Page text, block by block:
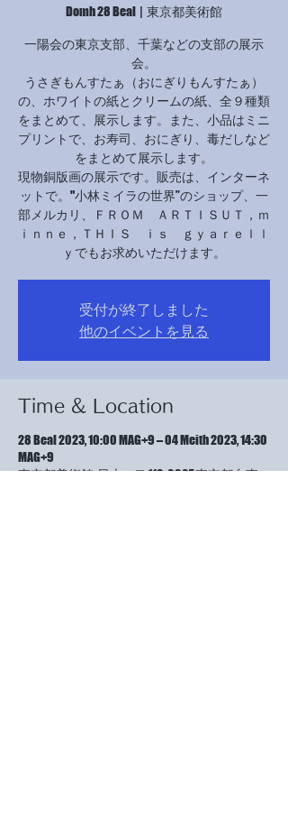
Domh 28 Beal
  |
東京都美術館
一陽会の東京支部、千葉などの支部の展示
会。
うさぎもんすたぁ（おにぎりもんすたぁ）
の、ホワイトの紙とクリームの紙、全９種類
をまとめて、展示します。また、小品はミニ
プリントで、お寿司、おにぎり、毒だしなど
をまとめて展示します。
現物銅版画の展示です。販売は、インターネ
ットで。"小林ミイラの世界”のショップ、一
部メルカリ、ＦＲＯＭ ＡＲＴＩＳＵＴ，ｍ
ｉｎｎｅ，ＴＨＩＳ ｉｓ ｇｙａｒｅｌｌ
ｙでもお求めいただけます。
受付が終了しました
他のイベントを見る
Time & Location
28 Beal 2023, 10:00 MAG+9 – 04 Meith 2023, 14:30
MAG+9
東京都美術館, 日本、〒110-0007 東京都台東